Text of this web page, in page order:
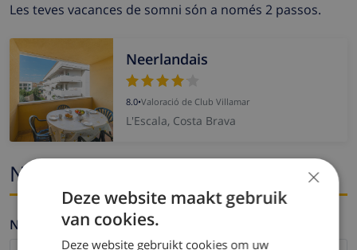
Les teves vacances de somni són a només 2 passos.
Neerlandais
8.0•Valoració de Club Villamar
L'Escala, Costa Brava
Nom i correu electrònic
Nom *
×
Deze website maakt gebruik
van cookies.
Deze website gebruikt cookies om uw